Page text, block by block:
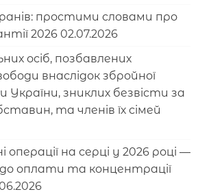
простими словами про
2026 02.07.2026
осіб, позбавлених
внаслідок збройної
України, зниклих безвісти за
та членів їх сімей
операції на серці у 2026 році —
до оплати та концентрації